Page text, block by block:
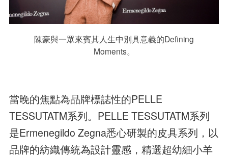
陳豪與一眾來賓其人生中別具意義的Defining
Moments。
當晚的焦點為品牌標誌性的PELLE
TESSUTATM系列。PELLE TESSUTATM系列
是Ermenegildo Zegna悉心研製的皮具系列，以
品牌的紡織傳統為設計靈感，精選超幼細小羊